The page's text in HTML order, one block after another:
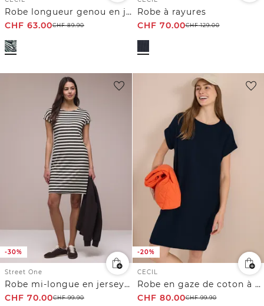
Robe longueur genou en jersey
CHF 63.00CHF89.90
Robe à rayures
CHF 70.00CHF129.00
-30%
Street One
Robe mi-longue en jersey rayé
CHF 70.00CHF99.90
-20%
CECIL
Robe en gaze de coton à manches courtes
CHF 80.00CHF99.90